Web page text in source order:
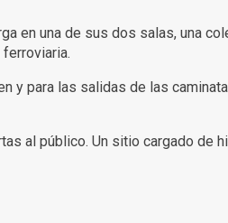
en una de sus dos salas, una
y para las salidas de las
al público. Un sitio cargado de